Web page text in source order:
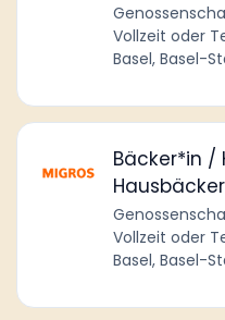
Vollzeit oder
Basel, Basel-
Bäcker*in /
Vollzeit oder
Basel, Basel-